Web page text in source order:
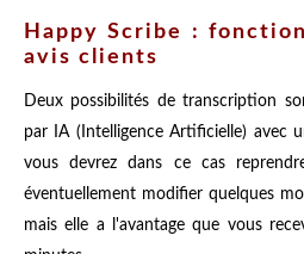
Happy Scribe :
avis clients
Deux possibilités de transcription
par IA (Intelligence Artificielle) avec
vous devrez dans ce cas
éventuellement modifier quelques
mais elle a l'avantage que vous